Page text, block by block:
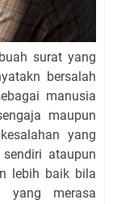
surat yang
bersalah
manusia
maupun
yang
ataupun
lebih baik bila
merasa